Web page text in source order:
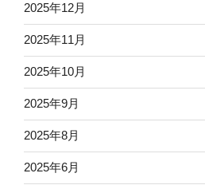
2025年12月
2025年11月
2025年10月
2025年9月
2025年8月
2025年6月